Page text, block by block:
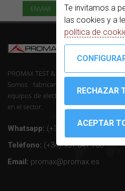
Te invitamos a
las cookies y a
política de
PROMAX TEST & MEASUREMENT, SLU ©
Somos fabricantes de
equipos de electrónica profesional
en el sector.
Whatsapp: (+34) 607 26 65 32
Teléfono: (+34) 931 847 700
Email: promax@promax.es